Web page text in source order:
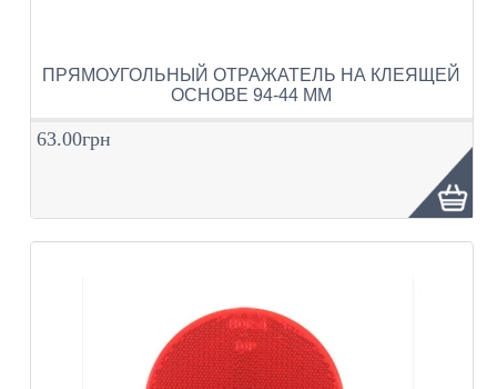
ПРЯМОУГОЛЬНЫЙ ОТРАЖАТЕЛЬ НА КЛЕЯЩЕЙ
ОСНОВЕ 94-44 ММ
63.00грн